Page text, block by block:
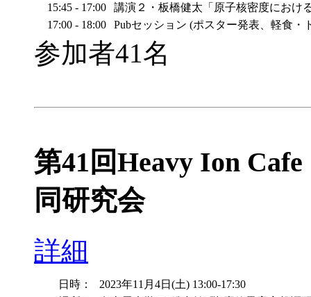
15:45 - 17:00
講演２・板橋健太「原子核密度におけ
17:00 - 18:00
Pubセッション (ポスター発表、軽食・
参加者41名
第41回Heavy Ion
同研究会
詳細
日時：
2023年11月4日(土) 13:00-17:30